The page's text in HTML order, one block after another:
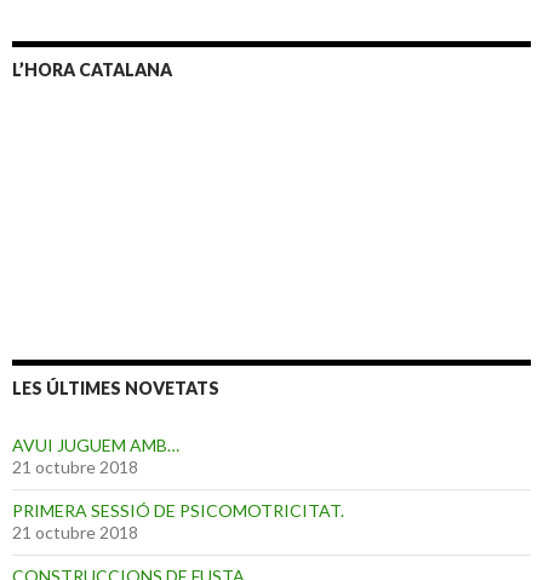
a
:L’HORA CATALANA
LES ÚLTIMES NOVETATS
AVUI JUGUEM AMB…
21 octubre 2018
PRIMERA SESSIÓ DE PSICOMOTRICITAT.
21 octubre 2018